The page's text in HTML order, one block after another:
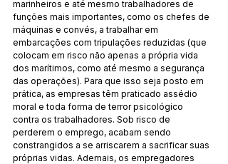
marinheiros e até mesmo trabalhadores de
funções mais importantes, como os chefes de
máquinas e convés, a trabalhar em
embarcações com tripulações reduzidas (que
colocam em risco não apenas a própria vida
dos marítimos, como até mesmo a segurança
das operações). Para que isso seja posto em
prática, as empresas têm praticado assédio
moral e toda forma de terror psicológico
contra os trabalhadores. Sob risco de
perderem o emprego, acabam sendo
constrangidos a se arriscarem a sacrificar suas
próprias vidas. Ademais, os empregadores